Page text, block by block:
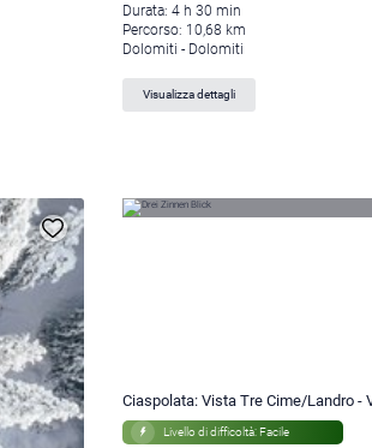
Durata: 4 h 30 min
Percorso: 10,68 km
Dolomiti - Dolomiti
Visualizza dettagli
Ciaspolata: Vista Tre Cime/Landro -
Livello di difficoltà: Facile